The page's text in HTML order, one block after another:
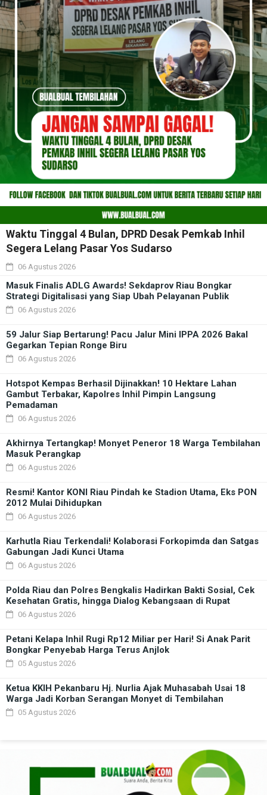
Waktu Tinggal 4 Bulan, DPRD Desak Pemkab Inhil
Segera Lelang Pasar Yos Sudarso
06 Agustus 2026
Masuk Finalis ADLG Awards! Sekdaprov Riau Bongkar
Strategi Digitalisasi yang Siap Ubah Pelayanan Publik
06 Agustus 2026
59 Jalur Siap Bertarung! Pacu Jalur Mini IPPA 2026 Bakal
Gegarkan Tepian Ronge Biru
06 Agustus 2026
Hotspot Kempas Berhasil Dijinakkan! 10 Hektare Lahan
Gambut Terbakar, Kapolres Inhil Pimpin Langsung
Pemadaman
06 Agustus 2026
Akhirnya Tertangkap! Monyet Peneror 18 Warga Tembilahan
Masuk Perangkap
06 Agustus 2026
Resmi! Kantor KONI Riau Pindah ke Stadion Utama, Eks PON
2012 Mulai Dihidupkan
06 Agustus 2026
Karhutla Riau Terkendali! Kolaborasi Forkopimda dan Satgas
Gabungan Jadi Kunci Utama
06 Agustus 2026
Polda Riau dan Polres Bengkalis Hadirkan Bakti Sosial, Cek
Kesehatan Gratis, hingga Dialog Kebangsaan di Rupat
06 Agustus 2026
Petani Kelapa Inhil Rugi Rp12 Miliar per Hari! Si Anak Parit
Bongkar Penyebab Harga Terus Anjlok
05 Agustus 2026
Ketua KKIH Pekanbaru Hj. Nurlia Ajak Muhasabah Usai 18
Warga Jadi Korban Serangan Monyet di Tembilahan
05 Agustus 2026